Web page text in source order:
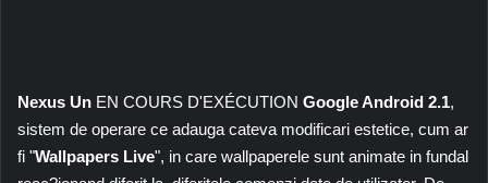
Nexus Un EN COURS D'EXÉCUTION Google Android 2.1,
sistem de operare ce adauga cateva modificari estetice, cum ar
fi "Wallpapers Live", in care wallpaperele sunt animate in fundal